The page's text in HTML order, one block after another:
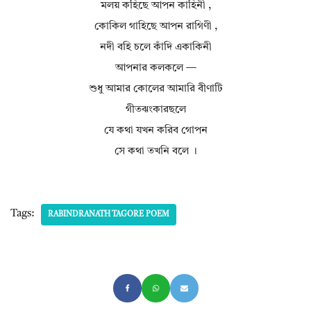
মলয় কহিছে আপন কাহিনী ,
কোকিল গাহিছে আপন রাগিণী ,
নদী বহি চলে কাঁদি একাকিনী
আপনার কলকলে —
শুধু আমার কোলের আমারি বীণাটি
গীতঝংকারছলে
যে কথা যখন করিব গোপন
সে কথা তখনি বলে ।
Tags: RABINDRANATH TAGORE POEM